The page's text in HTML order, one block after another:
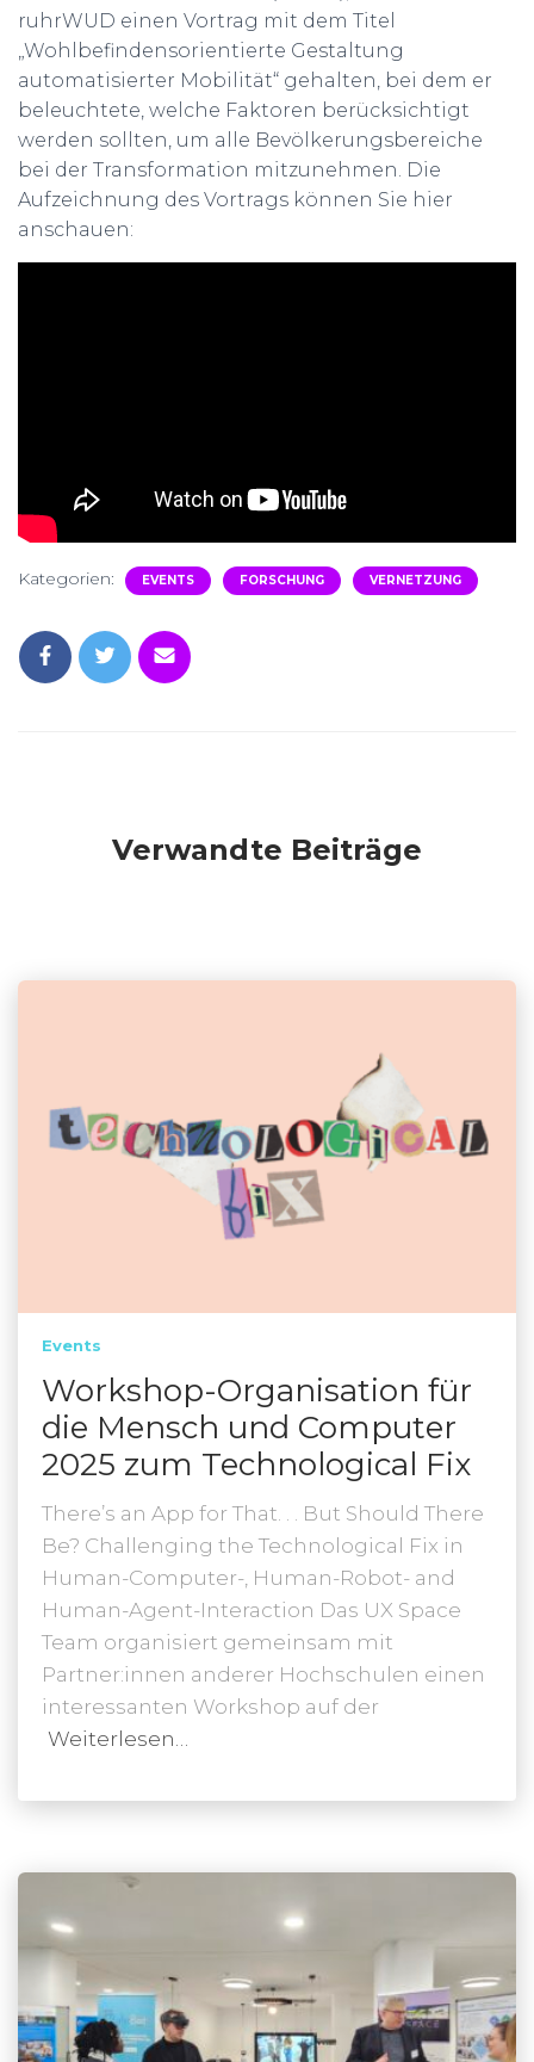
ruhrWUD einen Vortrag mit dem Titel
„Wohlbefindensorientierte Gestaltung
automatisierter Mobilität“ gehalten, bei dem er
beleuchtete, welche Faktoren berücksichtigt
werden sollten, um alle Bevölkerungsbereiche
bei der Transformation mitzunehmen. Die
Aufzeichnung des Vortrags können Sie hier
anschauen:
Kategorien: EVENTS FORSCHUNG VERNETZUNG
Verwandte Beiträge
Events
Workshop-Organisation für
die Mensch und Computer
2025 zum Technological Fix
There’s an App for That. . . But Should There
Be? Challenging the Technological Fix in
Human-Computer-, Human-Robot- and
Human-Agent-Interaction Das UX Space
Team organisiert gemeinsam mit
Partner:innen anderer Hochschulen einen
interessanten Workshop auf der
Weiterlesen…